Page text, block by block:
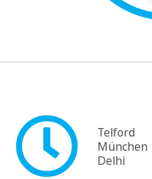
Telford
München
Delhi